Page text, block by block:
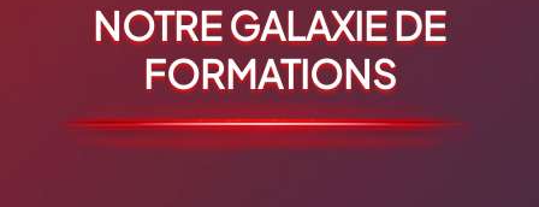
NOTRE GALAXIE DE
FORMATIONS